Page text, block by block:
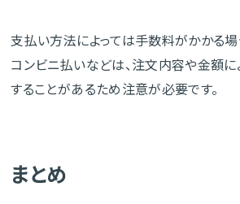
支払い方法によっては手数料がかかる場
コンビニ払いなどは、注文内容や金額
することがあるため注意が必要です。
まとめ